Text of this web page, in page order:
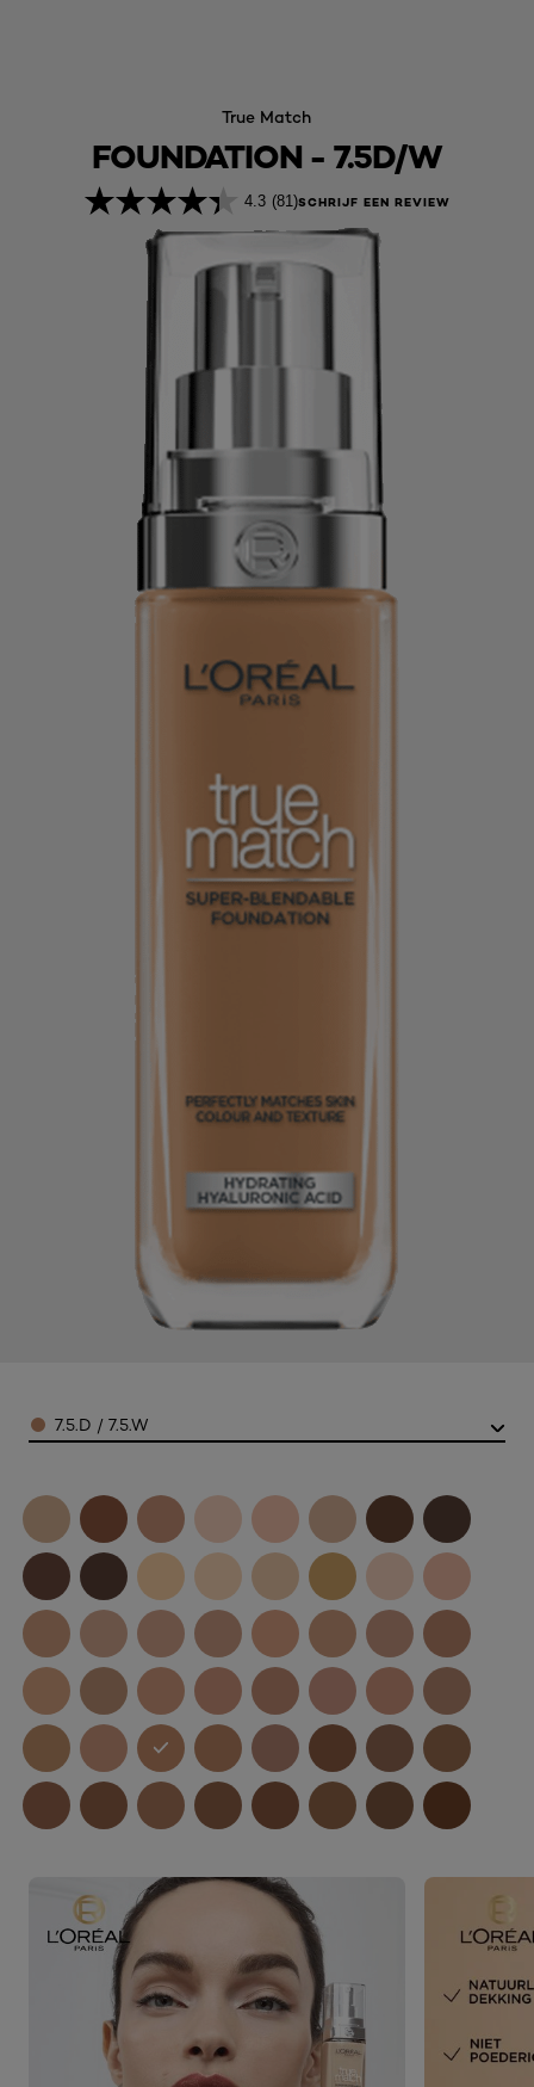
True Match
FOUNDATION - 7.5D/W
4.3 (81)SCHRIJF EEN REVIEW
Color7.5.D / 7.5.W